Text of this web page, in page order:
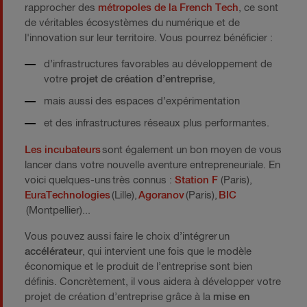
rapprocher des métropoles de la French Tech, ce sont
de véritables écosystèmes du numérique et de
l'innovation sur leur territoire. Vous pourrez bénéficier :
d’infrastructures favorables au développement de
votre projet de création d’entreprise,
mais aussi des espaces d’expérimentation
et des infrastructures réseaux plus performantes.
Les incubateurssont également un bon moyen de vous
lancer dans votre nouvelle aventure entrepreneuriale. En
voici quelques-uns très connus : Station F (Paris),
EuraTechnologies (Lille), Agoranov (Paris),
BIC
(Montpellier)...
Vous pouvez aussi faire le choix d’intégrer un
accélérateur, qui intervient une fois que le modèle
économique et le produit de l’entreprise sont bien
définis. Concrètement, il vous aidera à développer votre
projet de création d’entreprise grâce à la mise en